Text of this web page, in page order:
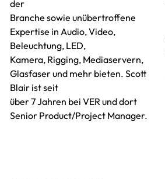
der
Branche sowie unübertroffene
Expertise in Audio, Video,
Beleuchtung, LED,
Kamera, Rigging, Mediaservern,
Glasfaser und mehr bieten. Scott
Blair ist seit
über 7 Jahren bei VER und dort
Senior Product/Project Manager.